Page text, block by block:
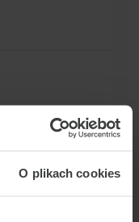
O plikach cookies